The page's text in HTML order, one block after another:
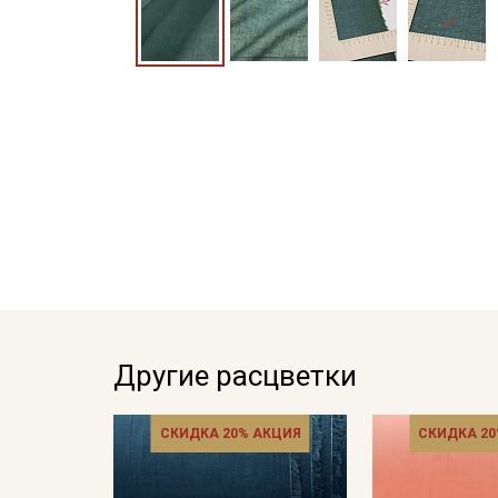
Другие расцветки
СКИДКА 20% АКЦИЯ СКИДКА